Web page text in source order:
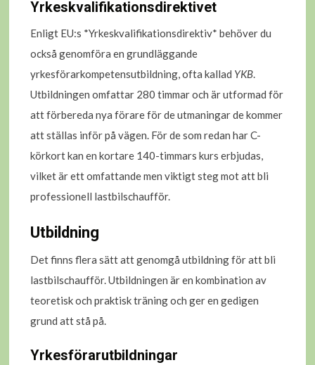
Yrkeskvalifikationsdirektivet
Enligt EU:s *Yrkeskvalifikationsdirektiv* behöver du
också genomföra en grundläggande
yrkesförarkompetensutbildning, ofta kallad YKB.
Utbildningen omfattar 280 timmar och är utformad för
att förbereda nya förare för de utmaningar de kommer
att ställas inför på vägen. För de som redan har C-
körkort kan en kortare 140-timmars kurs erbjudas,
vilket är ett omfattande men viktigt steg mot att bli
professionell lastbilschaufför.
Utbildning
Det finns flera sätt att genomgå utbildning för att bli
lastbilschaufför. Utbildningen är en kombination av
teoretisk och praktisk träning och ger en gedigen
grund att stå på.
Yrkesförarutbildningar